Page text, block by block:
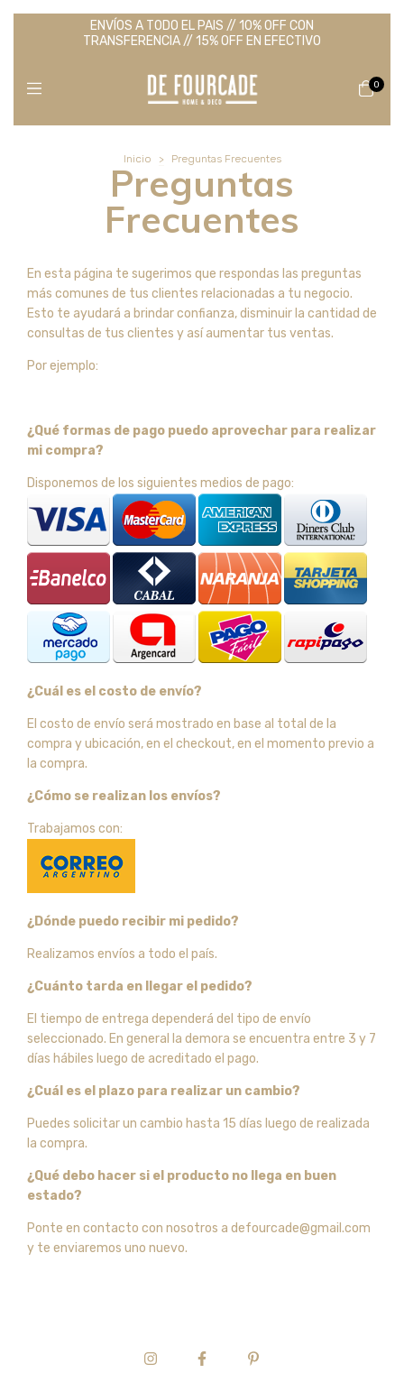
ENVÍOS A TODO EL PAIS // 10% OFF CON
TRANSFERENCIA // 15% OFF EN EFECTIVO
0
Inicio > Preguntas Frecuentes
Preguntas
Frecuentes
En esta página te sugerimos que respondas las preguntas
más comunes de tus clientes relacionadas a tu negocio.
Esto te ayudará a brindar confianza, disminuir la cantidad de
consultas de tus clientes y así aumentar tus ventas.
Por ejemplo:
¿Qué formas de pago puedo aprovechar para realizar
mi compra?
Disponemos de los siguientes medios de pago:
¿Cuál es el costo de envío?
El costo de envío será mostrado en base al total de la
compra y ubicación, en el checkout, en el momento previo a
la compra.
¿Cómo se realizan los envíos?
Trabajamos con:
¿Dónde puedo recibir mi pedido?
Realizamos envíos a todo el país.
¿Cuánto tarda en llegar el pedido?
El tiempo de entrega dependerá del tipo de envío
seleccionado. En general la demora se encuentra entre 3 y 7
días hábiles luego de acreditado el pago.
¿Cuál es el plazo para realizar un cambio?
Puedes solicitar un cambio hasta 15 días luego de realizada
la compra.
¿Qué debo hacer si el producto no llega en buen
estado?
Ponte en contacto con nosotros a defourcade@gmail.com
y te enviaremos uno nuevo.